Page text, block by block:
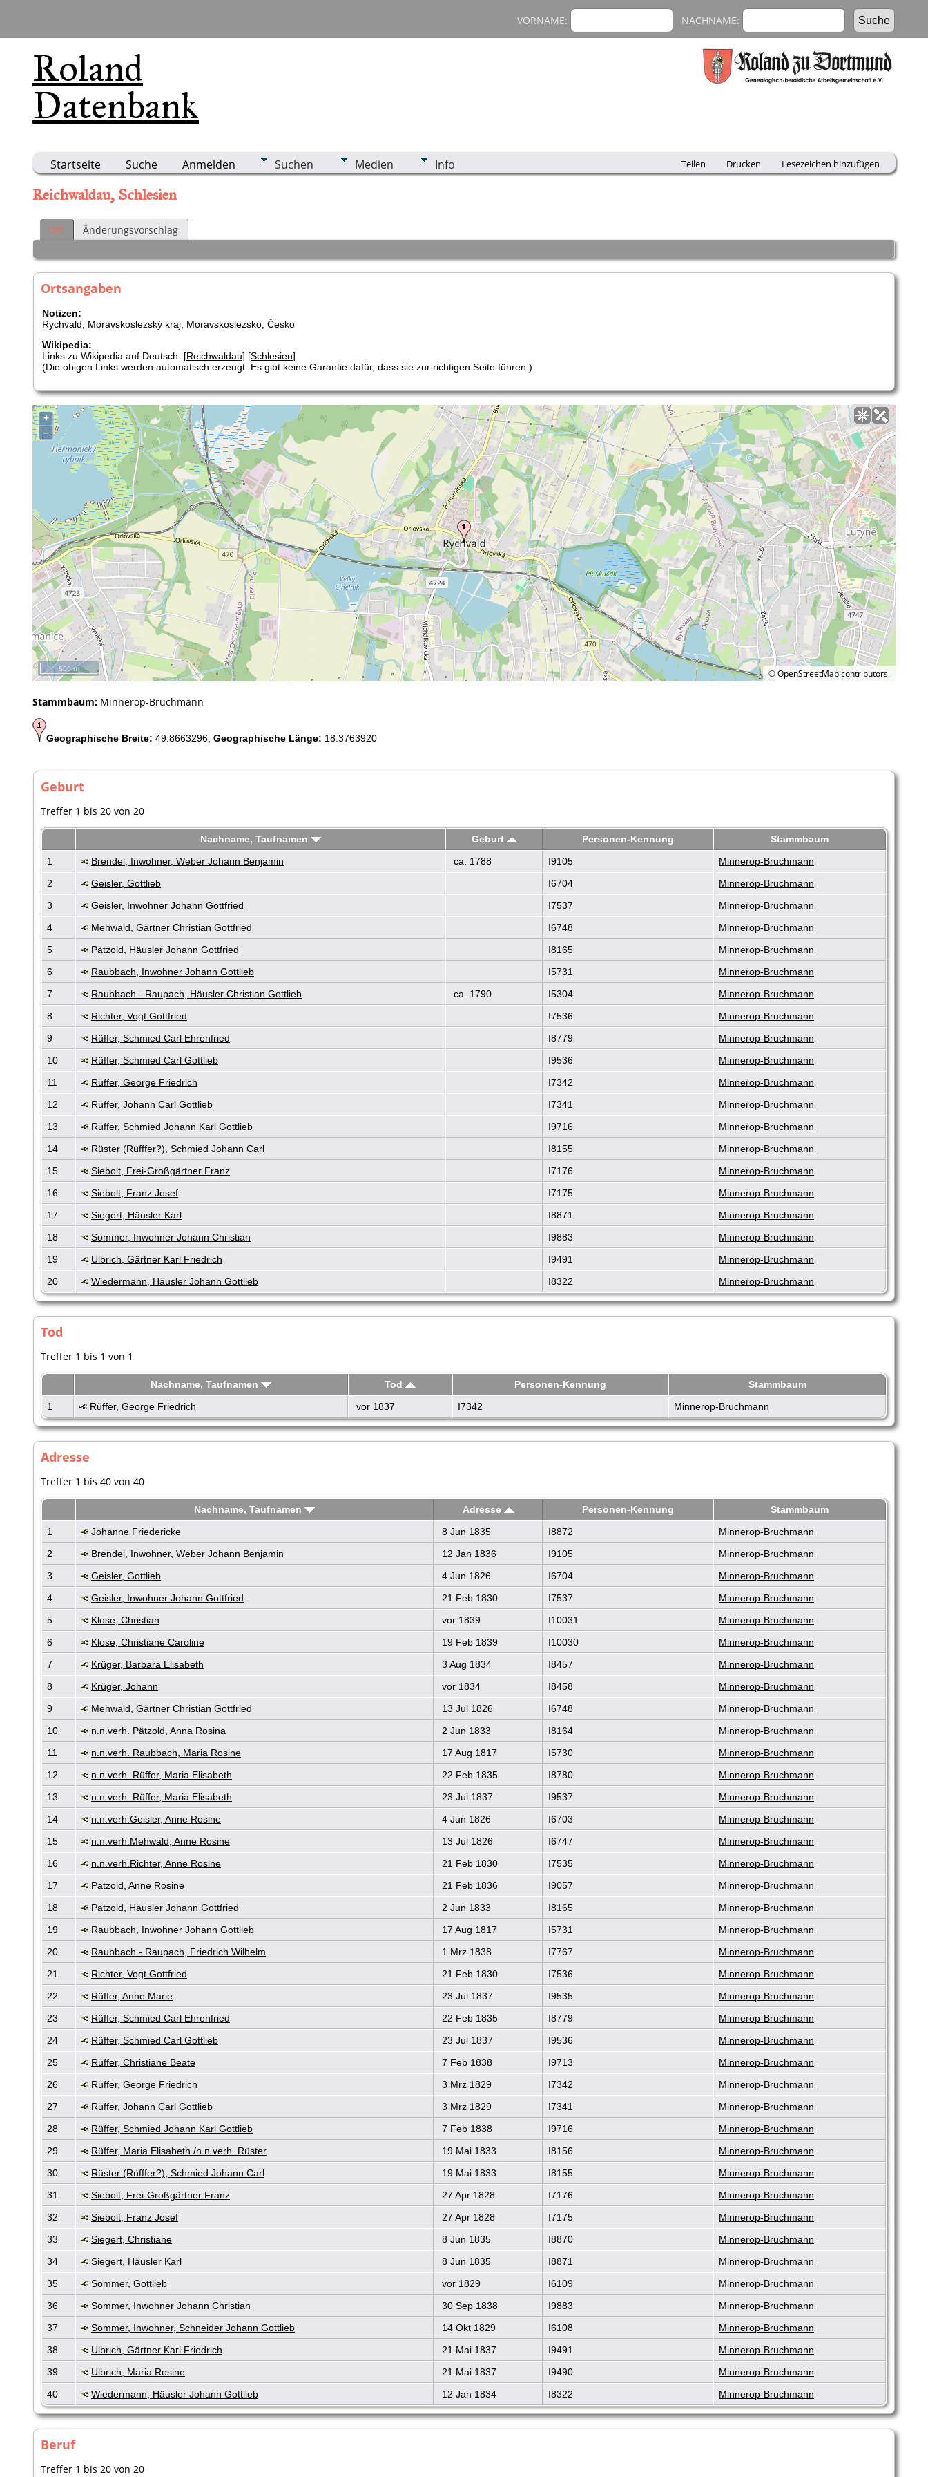
Roland
Datenbank
VORNAME: NACHNAME:
Startseite Suche Anmelden Suchen Medien Info Teilen Drucken Lesezeichen hinzufügen
Reichwaldau, Schlesien
Ort Änderungsvorschlag
Ortsangaben
Notizen:
Rychvald, Moravskoslezský kraj, Moravskoslezsko, Česko
Wikipedia:
Links zu Wikipedia auf Deutsch: [Reichwaldau] [Schlesien]
(Die obigen Links werden automatisch erzeugt. Es gibt keine Garantie dafür, dass sie zur richtigen Seite führen.)
+
–
©OpenStreetMapcontributors.
500 m
Stammbaum: Minnerop-Bruchmann
Geographische Breite: 49.8663296, Geographische Länge: 18.3763920
Geburt
Treffer 1 bis 20 von 20
Nachname, Taufnamen Geburt Personen-Kennung
Stammbaum
1
Brendel, Inwohner, Weber Johann Benjamin ca. 1788 I9105
Minnerop-Bruchmann
2
Geisler, Gottlieb I6704
Minnerop-Bruchmann
3
Geisler, Inwohner Johann Gottfried I7537
Minnerop-Bruchmann
4
Mehwald, Gärtner Christian Gottfried I6748
Minnerop-Bruchmann
5
Pätzold, Häusler Johann Gottfried I8165
Minnerop-Bruchmann
6
Raubbach, Inwohner Johann Gottlieb I5731
Minnerop-Bruchmann
7
Raubbach - Raupach, Häusler Christian Gottlieb ca. 1790 I5304
Minnerop-Bruchmann
8
Richter, Vogt Gottfried I7536
Minnerop-Bruchmann
9
Rüffer, Schmied Carl Ehrenfried I8779
Minnerop-Bruchmann
10
Rüffer, Schmied Carl Gottlieb I9536
Minnerop-Bruchmann
11
Rüffer, George Friedrich I7342
Minnerop-Bruchmann
12
Rüffer, Johann Carl Gottlieb I7341
Minnerop-Bruchmann
13
Rüffer, Schmied Johann Karl Gottlieb I9716
Minnerop-Bruchmann
14
Rüster (Rüfffer?), Schmied Johann Carl I8155
Minnerop-Bruchmann
15
Siebolt, Frei-Großgärtner Franz I7176
Minnerop-Bruchmann
16
Siebolt, Franz Josef I7175
Minnerop-Bruchmann
17
Siegert, Häusler Karl I8871
Minnerop-Bruchmann
18
Sommer, Inwohner Johann Christian I9883
Minnerop-Bruchmann
19
Ulbrich, Gärtner Karl Friedrich I9491
Minnerop-Bruchmann
20
Wiedermann, Häusler Johann Gottlieb I8322 Minnerop-Bruchmann
Tod
Treffer 1 bis 1 von 1
Nachname, Taufnamen Tod Personen-Kennung
Stammbaum
1
Rüffer, George Friedrich vor 1837 I7342 Minnerop-Bruchmann
Adresse
Treffer 1 bis 40 von 40
Nachname, Taufnamen Adresse Personen-Kennung
Stammbaum
1
Johanne Friedericke 8 Jun 1835 I8872
Minnerop-Bruchmann
2
Brendel, Inwohner, Weber Johann Benjamin 12 Jan 1836 I9105
Minnerop-Bruchmann
3
Geisler, Gottlieb 4 Jun 1826 I6704
Minnerop-Bruchmann
4
Geisler, Inwohner Johann Gottfried 21 Feb 1830 I7537
Minnerop-Bruchmann
5
Klose, Christian vor 1839 I10031
Minnerop-Bruchmann
6
Klose, Christiane Caroline 19 Feb 1839 I10030
Minnerop-Bruchmann
7
Krüger, Barbara Elisabeth 3 Aug 1834 I8457
Minnerop-Bruchmann
8
Krüger, Johann vor 1834 I8458
Minnerop-Bruchmann
9
Mehwald, Gärtner Christian Gottfried 13 Jul 1826 I6748
Minnerop-Bruchmann
10
n.n.verh. Pätzold, Anna Rosina 2 Jun 1833 I8164
Minnerop-Bruchmann
11
n.n.verh. Raubbach, Maria Rosine 17 Aug 1817 I5730
Minnerop-Bruchmann
12
n.n.verh. Rüffer, Maria Elisabeth 22 Feb 1835 I8780
Minnerop-Bruchmann
13
n.n.verh. Rüffer, Maria Elisabeth 23 Jul 1837 I9537
Minnerop-Bruchmann
14
n.n.verh.Geisler, Anne Rosine 4 Jun 1826 I6703
Minnerop-Bruchmann
15
n.n.verh.Mehwald, Anne Rosine 13 Jul 1826 I6747
Minnerop-Bruchmann
16
n.n.verh.Richter, Anne Rosine 21 Feb 1830 I7535
Minnerop-Bruchmann
17
Pätzold, Anne Rosine 21 Feb 1836 I9057
Minnerop-Bruchmann
18
Pätzold, Häusler Johann Gottfried 2 Jun 1833 I8165
Minnerop-Bruchmann
19
Raubbach, Inwohner Johann Gottlieb 17 Aug 1817 I5731
Minnerop-Bruchmann
20
Raubbach - Raupach, Friedrich Wilhelm 1 Mrz 1838 I7767
Minnerop-Bruchmann
21
Richter, Vogt Gottfried 21 Feb 1830 I7536
Minnerop-Bruchmann
22
Rüffer, Anne Marie 23 Jul 1837 I9535
Minnerop-Bruchmann
23
Rüffer, Schmied Carl Ehrenfried 22 Feb 1835 I8779
Minnerop-Bruchmann
24
Rüffer, Schmied Carl Gottlieb 23 Jul 1837 I9536
Minnerop-Bruchmann
25
Rüffer, Christiane Beate 7 Feb 1838 I9713
Minnerop-Bruchmann
26
Rüffer, George Friedrich 3 Mrz 1829 I7342
Minnerop-Bruchmann
27
Rüffer, Johann Carl Gottlieb 3 Mrz 1829 I7341
Minnerop-Bruchmann
28
Rüffer, Schmied Johann Karl Gottlieb 7 Feb 1838 I9716
Minnerop-Bruchmann
29
Rüffer, Maria Elisabeth /n.n.verh. Rüster 19 Mai 1833 I8156
Minnerop-Bruchmann
30
Rüster (Rüfffer?), Schmied Johann Carl 19 Mai 1833 I8155
Minnerop-Bruchmann
31
Siebolt, Frei-Großgärtner Franz 27 Apr 1828 I7176
Minnerop-Bruchmann
32
Siebolt, Franz Josef 27 Apr 1828 I7175
Minnerop-Bruchmann
33
Siegert, Christiane 8 Jun 1835 I8870
Minnerop-Bruchmann
34
Siegert, Häusler Karl 8 Jun 1835 I8871
Minnerop-Bruchmann
35
Sommer, Gottlieb vor 1829 I6109
Minnerop-Bruchmann
36
Sommer, Inwohner Johann Christian 30 Sep 1838 I9883
Minnerop-Bruchmann
37
Sommer, Inwohner, Schneider Johann Gottlieb 14 Okt 1829 I6108
Minnerop-Bruchmann
38
Ulbrich, Gärtner Karl Friedrich 21 Mai 1837 I9491
Minnerop-Bruchmann
39
Ulbrich, Maria Rosine 21 Mai 1837 I9490
Minnerop-Bruchmann
40
Wiedermann, Häusler Johann Gottlieb 12 Jan 1834 I8322 Minnerop-Bruchmann
Beruf
Treffer 1 bis 20 von 20